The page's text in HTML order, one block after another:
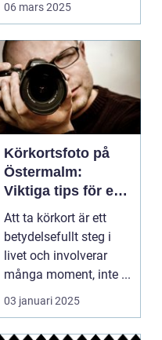
06 mars 2025
Körkortsfoto på
Östermalm:
Viktiga tips för en
perfekt bild
Att ta körkort är ett
betydelsefullt steg i
livet och involverar
många moment, inte ...
03 januari 2025